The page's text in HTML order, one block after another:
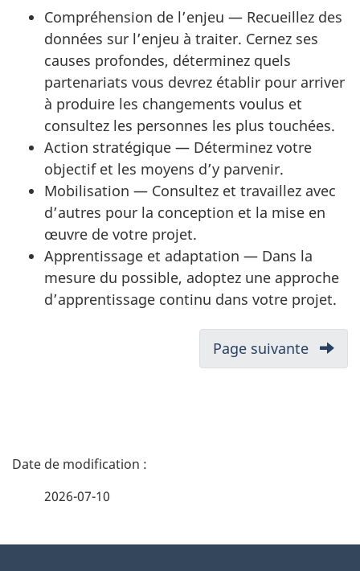
Compréhension de l’enjeu — Recueillez des
données sur l’enjeu à traiter. Cernez ses
causes profondes, déterminez quels
partenariats vous devrez établir pour arriver
à produire les changements voulus et
consultez les personnes les plus touchées.
Action stratégique — Déterminez votre
objectif et les moyens d’y parvenir.
Mobilisation — Consultez et travaillez avec
d’autres pour la conception et la mise en
œuvre de votre projet.
Apprentissage et adaptation — Dans la
mesure du possible, adoptez une approche
d’apprentissage continu dans votre projet.
a
o
Page suivante
Faire
des
D
2026-07-10